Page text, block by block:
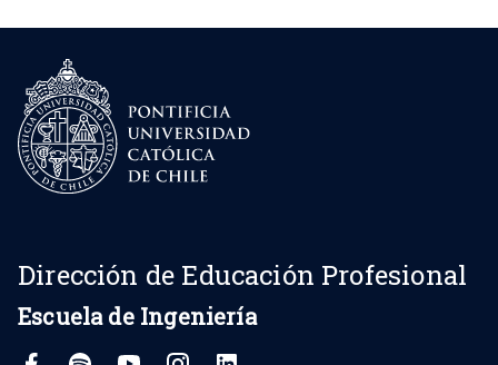
Dirección de Educación Profesional
Escuela de Ingeniería